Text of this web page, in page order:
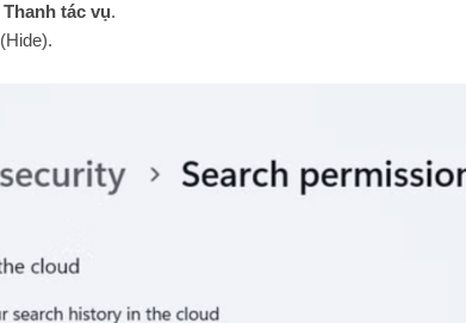
Thanh tác vụ.
(Hide).